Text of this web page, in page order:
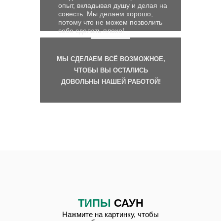
МЫ СДЕЛАЕМ ВСЁ ВОЗМОЖНОЕ,
ЧТОБЫ ВЫ ОСТАЛИСЬ
ДОВОЛЬНЫ НАШЕЙ РАБОТОЙ!
опыт, вкладывая душу и делая на
совесть. Мы делаем хорошо,
потому что не можем позволить
себе сделать плохо!
ТИПЫ САУН
Нажмите на картинку, чтобы